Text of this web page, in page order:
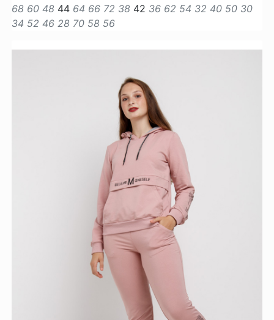
68 60 48 44 64 66 72 38 42 36 62 54 32 40 50 30
34 52 46 28 70 58 56